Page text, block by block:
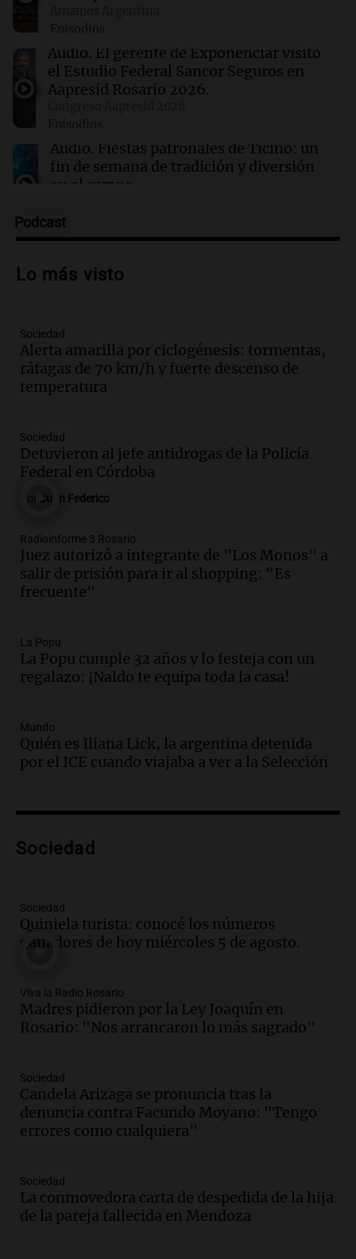
Madres pidieron por la Ley Joaquín en
Rosario: "Nos arrancaron lo más sagrado"
21:54 Mundo
tras 15 meses de prisión sin juicio
Episodios
Audio. El gerente de Exponenciar visitó
el Estudio Federal Sancor Seguros en
Aapresid Rosario 2026.
Episodios
Audio. Fiestas patronales de Ticino: un
fin de semana de tradición y diversión
en el campo
Episodios
Audio.Preparativos para la feria en La
de apertura
Audio.
lluvias, senadores manifiestan
oposición a ley de tierras
Panorama Federal
Audio.
centro de esquí Penitentes Park tras
siete años de cierre por falta de nieve
Episodios
Audio.Madres en Rosario piden por la
ley Joaquín.
Viva la Radio Rosario
Episodios
de hacienda: “Las tecnologías no
reemplazan el contacto con la gente”
La Argentina, hoy
Audio.
un pozo de 17 metros en Nueva Córdoba
Panorama Federal
Audio.Lanzamiento del Tigo 7 CSH: el
al mercado argentino
Audio.
Mundial de Natación de Invierno con
récords y atletas de 20 países
Audio.Conductor imputado por
accidente fatal en San Luis dejó tres
Episodios
Audio.Historiador de la UBA celebró la
marcha atrás en la Ley de Tierras:
“Frenamos un saqueo de recursos”
Episodios
Audio.Ahyre estuvo en el Estudio
Federal Sancor Seguros y adelantó su
Podcast
Lo más visto
Sociedad
Alerta amarilla por ciclogénesis: tormentas,
ráfagas de 70 km/h y fuerte descenso de
temperatura
Sociedad
Detuvieron al jefe antidrogas de la Policía
Federal en Córdoba
Juan Federico
Radioinforme 3 Rosario
Juez autorizó a integrante de "Los Monos" a
salir de prisión para ir al shopping: "Es
frecuente"
La Popu
La Popu cumple 32 años y lo festeja con un
regalazo: ¡Naldo te equipa toda la casa!
Mundo
Quién es Iliana Lick, la argentina detenida
por el ICE cuando viajaba a ver a la Selección
Sociedad
Sociedad
Quiniela turista: conocé los números
ganadores de hoy miércoles 5 de agosto.
Viva la Radio Rosario
Madres pidieron por la Ley Joaquín en
Rosario: "Nos arrancaron lo más sagrado"
Sociedad
Candela Arizaga se pronuncia tras la
denuncia contra Facundo Moyano: "Tengo
errores como cualquiera"
Sociedad
La conmovedora carta de despedida de la hija
de la pareja fallecida en Mendoza